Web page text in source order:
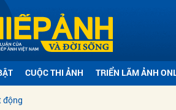
CUỘC THI ẢNH TRIỂN LÃM ẢNH
động